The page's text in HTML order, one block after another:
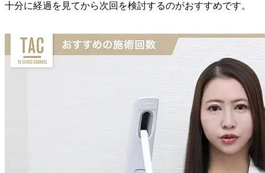
十分に経過を見てから次回を検討するのがおすすめです。